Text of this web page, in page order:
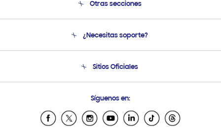
Otras secciones
Soporte
Condiciones de Compra
¿Necesitas soporte?
Soporte vía eMail
Sitios Oficiales
Samsung Ecuador
Samsung El Salvador
Síguenos en: